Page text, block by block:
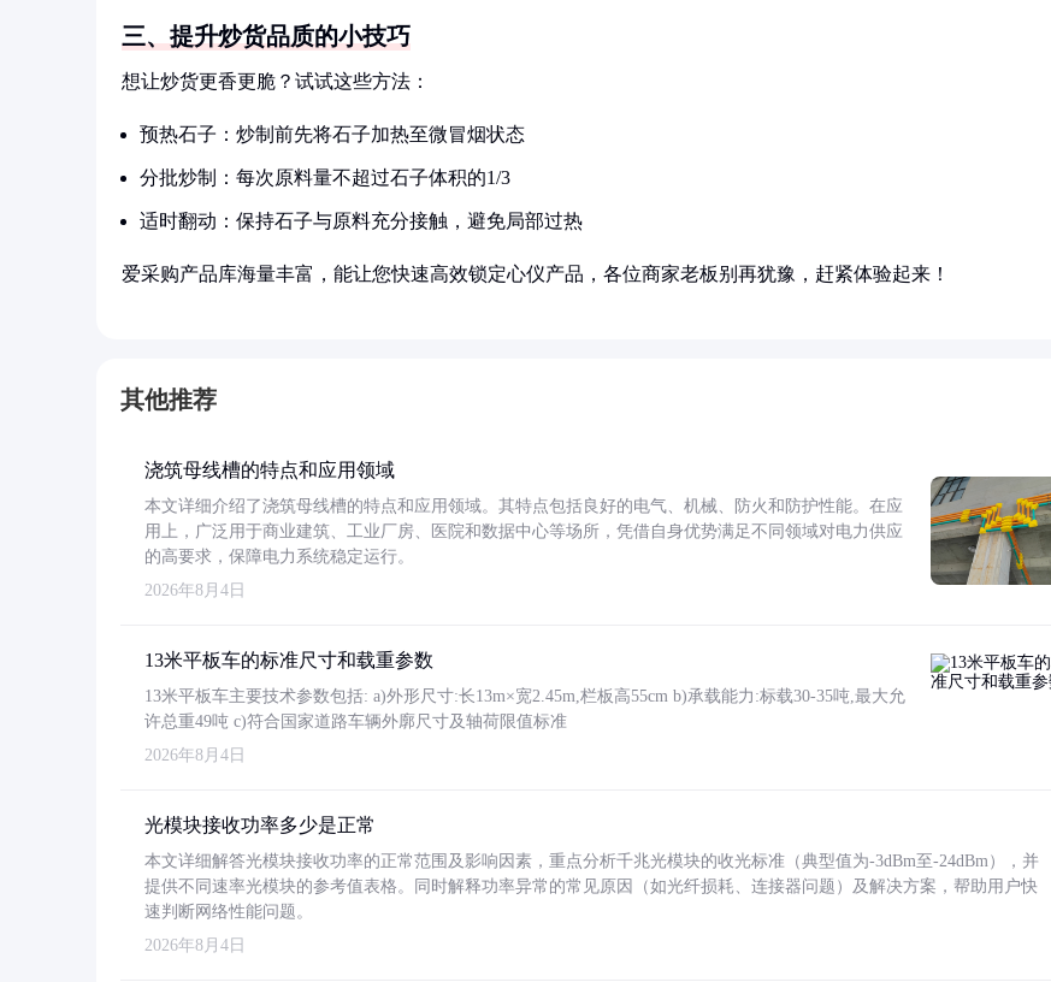
三、提升炒货品质的小技巧
想让炒货更香更脆？试试这些方法：
预热石子：炒制前先将石子加热至微冒烟状态
分批炒制：每次原料量不超过石子体积的1/3
适时翻动：保持石子与原料充分接触，避免局部过热
爱采购产品库海量丰富，能让您快速高效锁定心仪产品，各位商家老板别再犹豫，赶紧体验起来！
其他推荐
浇筑母线槽的特点和应用领域
本文详细介绍了浇筑母线槽的特点和应用领域。其特点包括良好的电气、机械、防火和防护性能。在应
用上，广泛用于商业建筑、工业厂房、医院和数据中心等场所，凭借自身优势满足不同领域对电力供应
的高要求，保障电力系统稳定运行。
2026年8月4日
13米平板车的标准尺寸和载重参数
13米平板车主要技术参数包括: a)外形尺寸:长13m×宽2.45m,栏板高55cm b)承载能力:标载30-35吨,最大允
许总重49吨 c)符合国家道路车辆外廓尺寸及轴荷限值标准
2026年8月4日
光模块接收功率多少是正常
本文详细解答光模块接收功率的正常范围及影响因素，重点分析千兆光模块的收光标准（典型值为-3dBm至-24dBm），并
提供不同速率光模块的参考值表格。同时解释功率异常的常见原因（如光纤损耗、连接器问题）及解决方案，帮助用户快
速判断网络性能问题。
2026年8月4日